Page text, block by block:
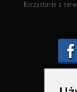
Korzystanie z